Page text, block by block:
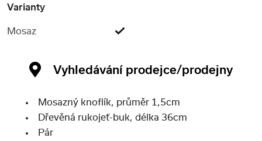
Varianty
Mosaz
Vyhledávání prodejce/prodejny
Mosazný knoflík, průměr 1,5cm
Dřevěná rukojeť-buk, délka 36cm
Pár